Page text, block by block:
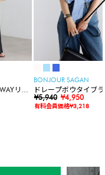
リブ
BONJOUR SAGAN
ドレープボウタイブ
ス
¥5,940 ¥4,950
有料会員価格¥3,218